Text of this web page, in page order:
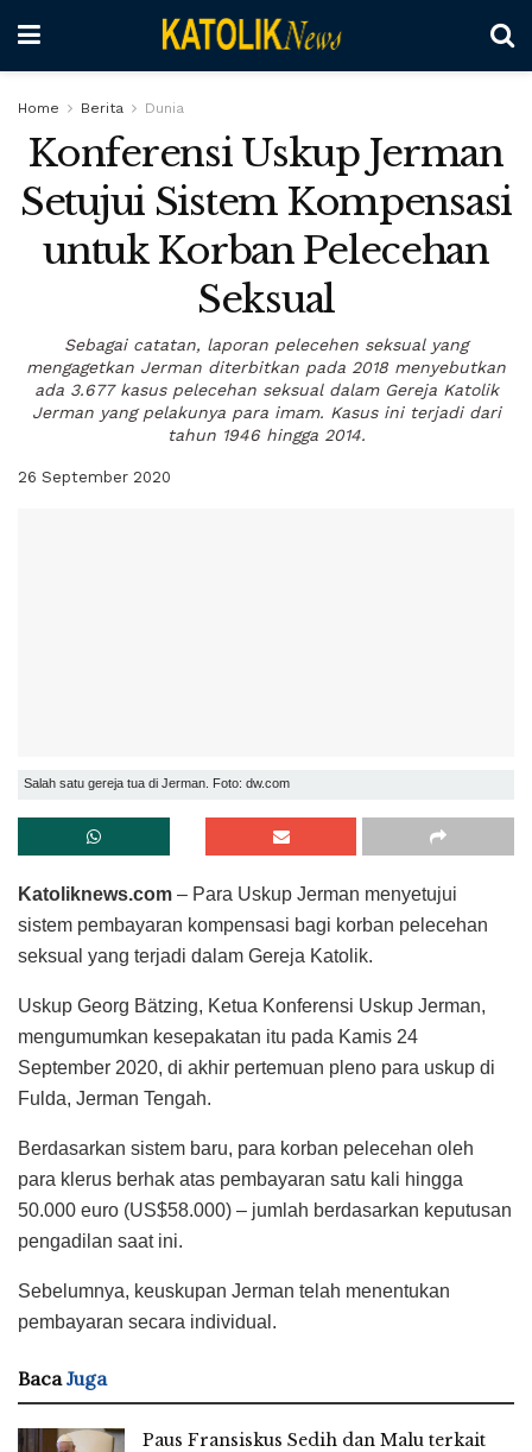
Home Berita Dunia
Konferensi Uskup Jerman
Setujui Sistem Kompensasi
untuk Korban Pelecehan
Seksual
Sebagai catatan, laporan pelecehen seksual yang
mengagetkan Jerman diterbitkan pada 2018 menyebutkan
ada 3.677 kasus pelecehan seksual dalam Gereja Katolik
Jerman yang pelakunya para imam. Kasus ini terjadi dari
tahun 1946 hingga 2014.
26 September 2020
Salah satu gereja tua di Jerman. Foto: dw.com
Katoliknews.com – Para Uskup Jerman menyetujui
sistem pembayaran kompensasi bagi korban pelecehan
seksual yang terjadi dalam Gereja Katolik.
Uskup Georg Bätzing, Ketua Konferensi Uskup Jerman,
mengumumkan kesepakatan itu pada Kamis 24
September 2020, di akhir pertemuan pleno para uskup di
Fulda, Jerman Tengah.
Berdasarkan sistem baru, para korban pelecehan oleh
para klerus berhak atas pembayaran satu kali hingga
50.000 euro (US$58.000) – jumlah berdasarkan keputusan
pengadilan saat ini.
Sebelumnya, keuskupan Jerman telah menentukan
pembayaran secara individual.
Baca Juga
Paus Fransiskus Sedih dan Malu terkait